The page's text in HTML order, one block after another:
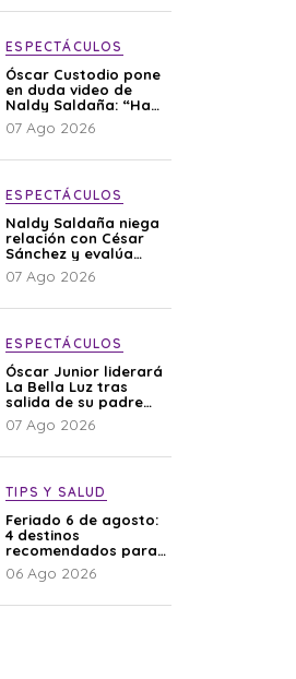
ESPECTÁCULOS
Óscar Custodio pone
en duda video de
Naldy Saldaña: “Hay
cosas que de repente
se han editado”
07 Ago 2026
ESPECTÁCULOS
Naldy Saldaña niega
relación con César
Sánchez y evalúa
denunciar a su
esposa: “Es una
07 Ago 2026
ESPECTÁCULOS
Óscar Junior liderará
La Bella Luz tras
salida de su padre
por polémica con
Naldy Saldaña
07 Ago 2026
TIPS Y SALUD
Feriado 6 de agosto:
4 destinos
recomendados para
disfrutar el descanso
06 Ago 2026